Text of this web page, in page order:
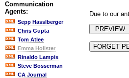
Communication
Agents:
Sepp Hasslberger
Chris Gupta
Tom Atlee
Emma Holister
Rinaldo Lampis
Steve Bosserman
CA Journal
Due to our